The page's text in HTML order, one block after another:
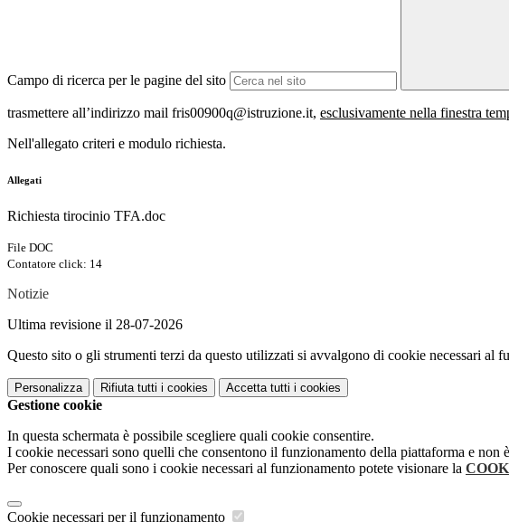
Campo di ricerca per le pagine del sito
trasmettere all’indirizzo mail fris00900q@istruzione.it, esclusivamente nella finestra
Nell'allegato criteri e modulo richiesta.
Allegati
Richiesta tirocinio TFA.doc
File DOC
Contatore click: 14
Notizie
Ultima revisione il 28-07-2026
Questo sito o gli strumenti terzi da questo utilizzati si avvalgono di cookie necessari al
Personalizza Rifiuta tutti i cookies Accetta tutti i cookies
Gestione cookie
In questa schermata è possibile scegliere quali cookie consentire.
I cookie necessari sono quelli che consentono il funzionamento della piattaforma e non
Per conoscere quali sono i cookie necessari al funzionamento potete visionare la
Cookie necessari per il funzionamento